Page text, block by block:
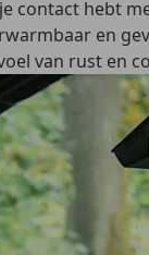
hebt
en
van rust en